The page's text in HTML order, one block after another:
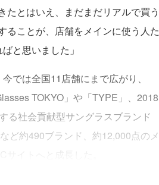
とはいえ、まだまだリアルで買う
ることが、店舗をメインに使う人た
と思いました」
では全国11店舗にまで広がり、
TOKYO」や「TYPE」、2018
る社会貢献型サングラスブランド
ど約490ブランド、約12,000点のメ